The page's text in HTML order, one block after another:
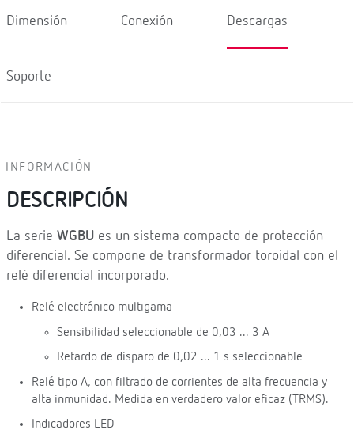
Dimensión Conexión Descargas
Soporte
INFORMACIÓN
DESCRIPCIÓN
La serie WGBU es un sistema compacto de protección
diferencial. Se compone de transformador toroidal con el
relé diferencial incorporado.
Relé electrónico multigama
Sensibilidad seleccionable de 0,03 ... 3 A
Retardo de disparo de 0,02 ... 1 s seleccionable
Relé tipo A, con filtrado de corrientes de alta frecuencia y
alta inmunidad. Medida en verdadero valor eficaz (TRMS).
Indicadores LED